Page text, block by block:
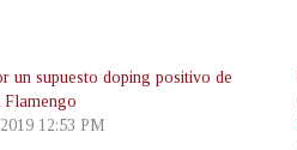
un supuesto doping positivo de
Flamengo
12:53 PM